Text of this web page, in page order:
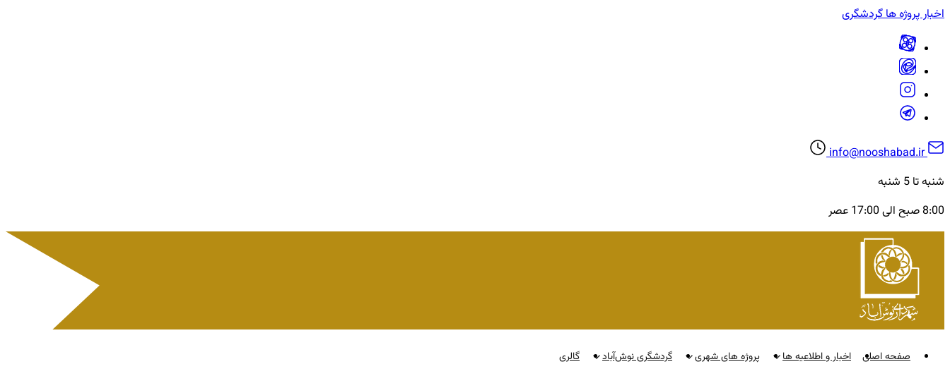
اخبارپروژه هاگردشگری
info@nooshabad.ir
شنبه تا 5 شنبه
8:00 صبح الی 17:00 عصر
صفحه اصلی اخبار و اطلاعیه ها پروژه های شهری گردشگری نوش‌آباد گالری